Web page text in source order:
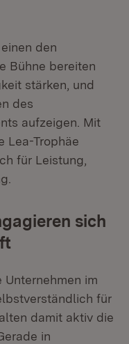
den
Bühne bereiten
stärken, und
des
aufzeigen. Mit
Lea-Trophäe
für Leistung,
sich
Unternehmen im
für
damit aktiv die
in